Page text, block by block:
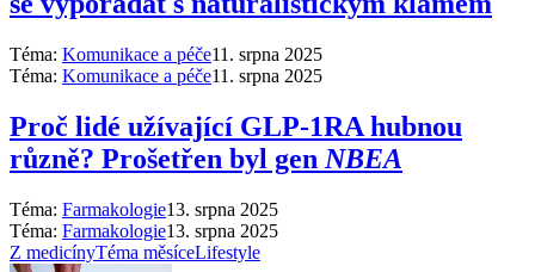
Téma: Komunikace a péče11. srpna 2025
Téma: Komunikace a péče11. srpna 2025
Proč lidé užívající GLP-1RA hubnou
různě? Prošetřen byl gen NBEA
Téma: Farmakologie13. srpna 2025
Téma: Farmakologie13. srpna 2025
Z medicínyTéma měsíceLifestyle